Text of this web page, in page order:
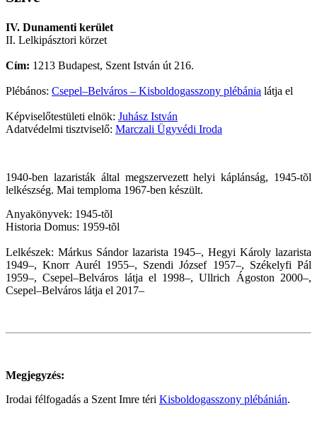
IV. Dunamenti kerület
II. Lelkipásztori körzet
Cím: 1213 Budapest, Szent István út 216.
Plébános: Csepel–Belváros – Kisboldogasszony plébánia látja el
Képviselőtestületi elnök: Juhász István
Adatvédelmi tisztviselő: Marczali Ügyvédi Iroda
1940-ben lazaristák által megszervezett helyi káplánság, 1945-tõl
lelkészség. Mai temploma 1967-ben készült.
Anyakönyvek: 1945-tõl
Historia Domus: 1959-tõl
Lelkészek: Márkus Sándor lazarista 1945–, Hegyi Károly lazarista
1949–, Knorr Aurél 1955–, Szendi József 1957–, Székelyfi Pál
1959–, Csepel–Belváros látja el 1998–, Ullrich Ágoston 2000–,
Csepel–Belváros látja el 2017–
Megjegyzés:
Irodai félfogadás a Szent Imre téri Kisboldogasszony plébánián.